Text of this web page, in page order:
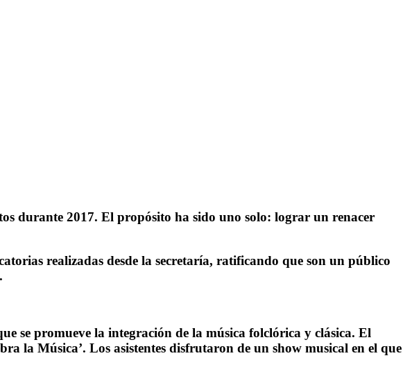
durante 2017. El propósito ha sido uno solo: lograr un renacer
realizadas desde la secretaría, ratificando que son un público
se promueve la integración de la música folclórica y clásica. El
la Música’. Los asistentes disfrutaron de un show musical en el que